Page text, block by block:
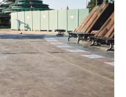
Concrete Optik
Lixio®-Mikroterrazzo
Stempelputz
Stenciltop-Dekorboden
Kunstfelsen